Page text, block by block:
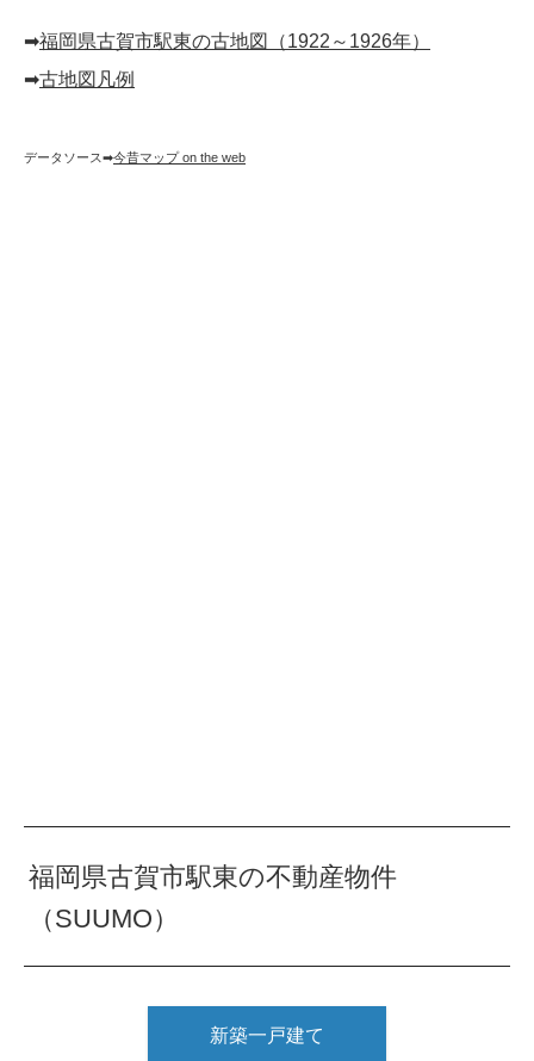
➡︎福岡県古賀市駅東の古地図（1922～1926年）
➡︎古地図凡例
データソース➡︎今昔マップ on the web
福岡県古賀市駅東の不動産物件
（SUUMO）
新築一戸建て